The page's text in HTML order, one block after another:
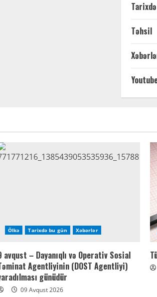
Təhsil
Ölkə Tarixdə bu gün Xəbərlər
avqust – Dayanıqlı və Operativ Sosial
Agentliyinin (DOST Agentliyi)
günüdür
09 Avqust 2026